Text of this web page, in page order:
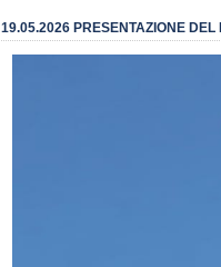
19.05.2026 PRESENTAZIONE